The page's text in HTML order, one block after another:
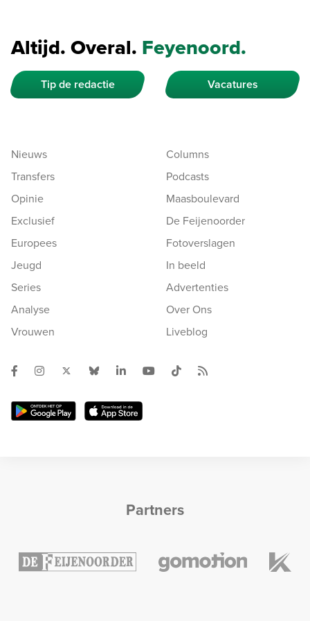
Altijd. Overal. Feyenoord.
Tip de redactie Vacatures
Nieuws
Transfers
Opinie
Exclusief
Europees
Jeugd
Series
Analyse
Vrouwen
Columns
Podcasts
Maasboulevard
De Feijenoorder
Fotoverslagen
In beeld
Advertenties
Over Ons
Liveblog
Partners